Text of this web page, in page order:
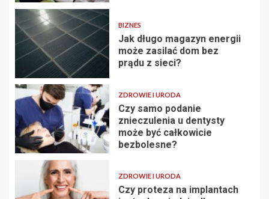
BIZNES
Jak długo magazyn energii
może zasilać dom bez
prądu z sieci?
ZDROWIE I URODA
Czy samo podanie
znieczulenia u dentysty
może być całkowicie
bezbolesne?
ZDROWIE I URODA
Czy proteza na implantach